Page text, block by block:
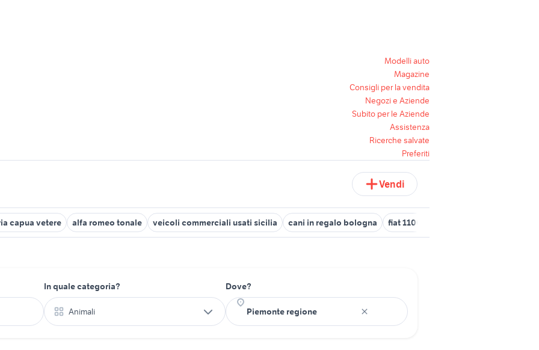
Modelli auto
Magazine
Consigli per la vendita
Negozi e Aziende
Subito per le Aziende
Assistenza
Ricerche salvate
Preferiti
Vendi
capua vetere alfa romeo tonale veicoli commerciali usati sicilia cani in regalo bologna fiat 1100 anni 50
In quale categoria?
Animali
Dove?